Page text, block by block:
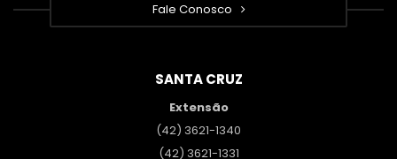
Fale Conosco
SANTA CRUZ
Extensão
(42) 3621-1340
(42) 3621-1331